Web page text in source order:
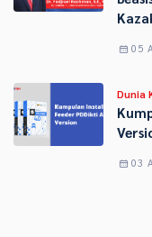
05
Dunia
03